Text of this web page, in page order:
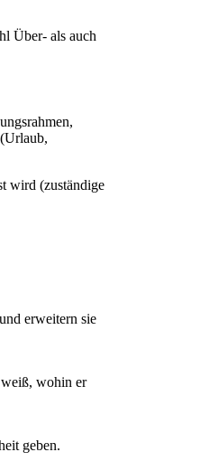
Über- als auch
wird (zuständige
erweitern sie
weiß, wohin er
geben.